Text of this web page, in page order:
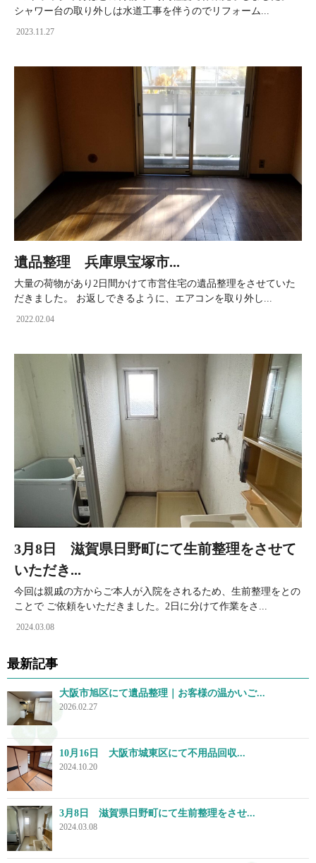
シャワー台の取り外しは水道工事を伴うのでリフォーム...
2023.11.27
遺品整理 兵庫県宝塚市...
大量の荷物があり2日間かけて市営住宅の遺品整理をさせていた
だきました。 お返しできるように、エアコンを取り外し...
2022.02.04
3月8日 滋賀県日野町にて生前整理をさせて
いただき...
今回は親戚の方からご本人が入院をされるため、生前整理をとの
ことで ご依頼をいただきました。2日に分けて作業をさ...
2024.03.08
最新記事
大阪市旭区にて遺品整理｜お客様の温かいご...
2026.02.27
10月16日 大阪市城東区にて不用品回収...
2024.10.20
3月8日 滋賀県日野町にて生前整理をさせ...
2024.03.08